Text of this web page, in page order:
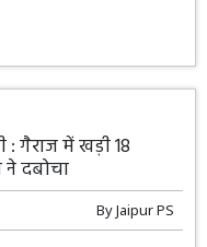
गैराज में खड़ी 18
दबोचा
ByJaipur PS